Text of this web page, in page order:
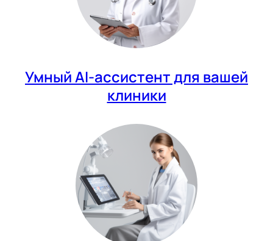
Умный AI-ассистент для вашей
клиники